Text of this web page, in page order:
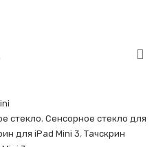
стекло,Сенсорное стекло для
для iPad Mini 3,Тачскрин